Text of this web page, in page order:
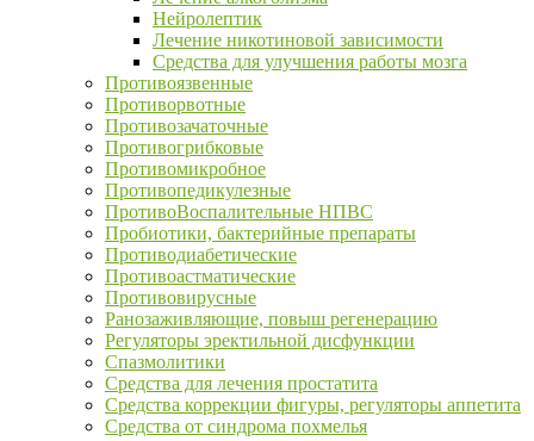
Нейролептик
Лечение никотиновой зависимости
Средства для улучшения работы мозга
Противоязвенные
Противорвотные
Противозачаточные
Противогрибковые
Противомикробное
Противопедикулезные
ПротивоВоспалительные НПВС
Пробиотики, бактерийные препараты
Противодиабетические
Противоастматические
Противовирусные
Ранозаживляющие, повыш регенерацию
Регуляторы эректильной дисфункции
Спазмолитики
Средства для лечения простатита
Средства коррекции фигуры, регуляторы аппетита
Средства от синдрома похмелья